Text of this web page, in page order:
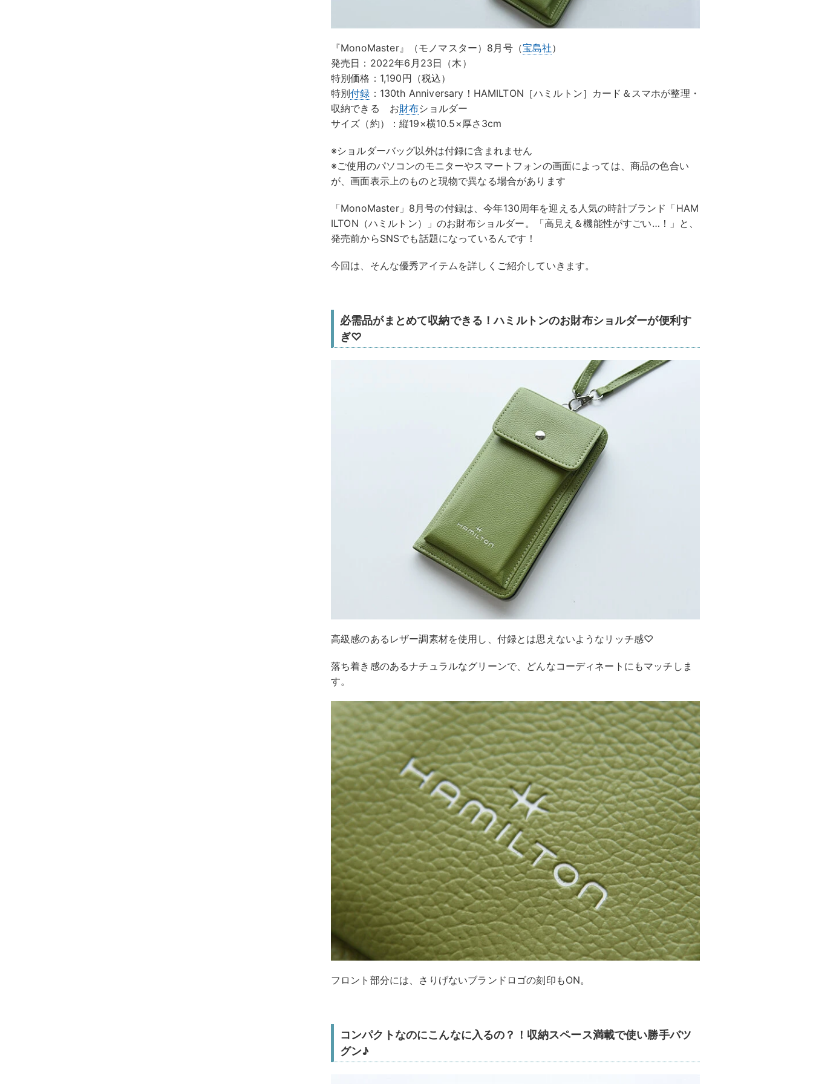
『MonoMaster』（モノマスター）8月号（宝島社）
発売日：2022年6月23日（木）
特別価格：1,190円（税込）
特別付録 ：130th Anniversary！HAMILTON［ハミルトン］カード＆スマホが整理・
収納できる お財布ショルダー
サイズ（約）：縦19×横10.5×厚さ3cm
※ショルダーバッグ以外は付録に含まれません
※ご使用のパソコンのモニターやスマートフォンの画面によっては、商品の色合い
が、画面表示上のものと現物で異なる場合があります
「MonoMaster」8月号の付録は、今年130周年を迎える人気の時計ブランド「HAM
ILTON（ハミルトン）」のお財布ショルダー。「高見え＆機能性がすごい…！」と、
発売前からSNSでも話題になっているんです！
今回は、そんな優秀アイテムを詳しくご紹介していきます。
必需品がまとめて収納できる！ハミルトンのお財布ショルダーが便利す
ぎ♡
高級感のあるレザー調素材を使用し、付録とは思えないようなリッチ感♡
落ち着き感のあるナチュラルなグリーンで、どんなコーディネートにもマッチしま
す。
フロント部分には、さりげないブランドロゴの刻印もON。
コンパクトなのにこんなに入るの？！収納スペース満載で使い勝手バツ
グン♪